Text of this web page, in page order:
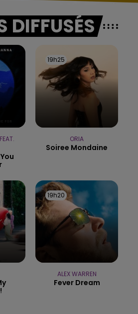
DIFFUSÉS
19h25
19h25
ORIA
Soiree Mondaine
19h20
19h20
ALEX WARREN
Fever Dream